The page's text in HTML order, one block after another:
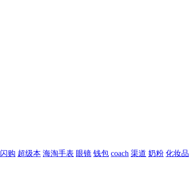
闪购 超级本 海淘手表 眼镜 钱包 coach 渠道 奶粉 化妆品